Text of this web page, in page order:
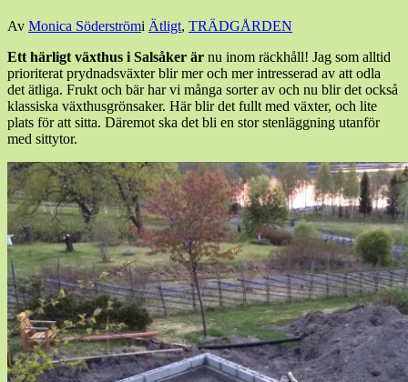
Den
juni,
2017
Av Monica Söderströmi Ätligt, TRÄDGÅRDEN
Ett härligt växthus i Salsåker är nu inom räckhåll! Jag som alltid
prioriterat prydnadsväxter blir mer och mer intresserad av att odla
det ätliga. Frukt och bär har vi många sorter av och nu blir det också
klassiska växthusgrönsaker. Här blir det fullt med växter, och lite
plats för att sitta. Däremot ska det bli en stor stenläggning utanför
med sittytor.